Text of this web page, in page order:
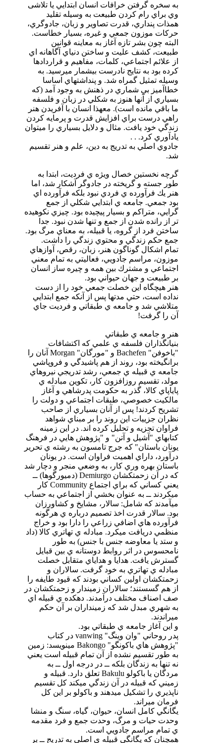
به سخره گرفتن خرافات انسان ابتدايي يا تلاشی
وي براي رام كردن طبيعت به وسيله تقليد
همذات پنداري، قدرت تصاوير و زبان، جادوگري،
حركات موزون جمعي و غيره، بسيار خطاست.
البته چون بشر تازه آغاز به معاينه قوانين
طبيعت، كشف عليت و ساختن دنياي آگاهانه اي
از علائم اجتماعي، كلمات، مفاهيم و قراردادها
كرده بود به نتايج نادرست بيشمار ميرسيد. به
وسيله تمثيل گمراه شد. و پنداشتهاي اساسا
خطاآميز بي شماري در ذهنش به وجود آمد (كه
بسياري از آنها هنوز به شكلي در زبان و فلسفه
ما باقي مانده است). معهذا انسان با آفريدن هنر
راهي درست براي افزايش قدرت و پرمايه كردن
زندگي خود‌ يافت. مثال و دلايل بسياري را ميتوان
يادآوري كرد. . .
جادوي اصلي به تدريج به دين، علم و هنر تقسيم
شد.
گرچه نخستين خصال ويژه ي فرديت، ابتدا به
طور جسته و گريخته در جادوگر آشكار شد، اما
هنر يك فرآورده ي فردي نبود بلكه فرآورده اي
بود جمعي. جامعه ي ابتدايي شكلي از جمع
گرايي، متراكم و بسيار پيچيده بود. چيزي نكوهيده
تر از رانده شدن از جمع و تنها شدن نبود. جدا
ساختن فرد‌ از گروه، يا قبيله، به معناي مرگ بود.
جمع حكم زندگي و محتوي زندگي را داشت.
تمام اشكال گوناگون هنر، زبان، رقص، آوازهاي
موزون، مراسم جادويي، فعاليتي به تمام معني
اجتماعي و مشترك بين همه و چيره ساز انسان
بر طبيعت و جهان حيواني بود.
هنر هيچگاه اين خصلت جمعي خود را از دست
نداده است، حتي مدتها پس از آنكه جمع ابتدايي
متلاشي شد و جامعه ي طبقاتي و فرديت جاي
آن را گرفت!
هنر و جامعه ي طبقاتي
بنيانگذاران فلسفه ي علمي كه اكتشافات
"باخوفن" Bachefen و "مورگان" Morgan آنان را
برانگيخته بود، روند از هم پاشيدگي و فروپاشي
جامعه ي قبيله ي جمعي، رشد تدريجي نيروهاي
مولد، تقسيم روزافزون كار، تكوين مبادله ي
پاياپاي كالا، گذر به حكومت پدرشاهي و آغاز
مالكيت خصوصي، طبقات اجتماعي و دولت را
تشريح كردند! پس از آنان بسياري از صاحب
نظران جزييات اين روند را بر مبناي شواهد
فراوان تجزيه و تحليل كرده اند. در اين زمينه
كتابهاي‌ "آشيل و آتن" و "پژوهش هايي در فرهنگ
يونان باستان" كه جرج تامسون به رشته ي تحرير
درآورد، داراي اهميت فراوان است. در يونان
باستان بهره وري كار، به وضعي منجر و دچار شد
كه در آن زحمتكشان Demiurgo (دميورگوها) ــ
يعني كساني كه براي اجتماع Community كار
ميكردند ــ ‌به عنوان بخشي از اجتماعي به حساب
ميآمدند كه شامل: سالار، مشايخ و كشاورزان
بود. سالار قدرت اخذ تصميم درباره ي هرگونه
فرآورده هاي اضافي زراعي را دارا بود و خراج
منظمي دريافت ميكرد. مبادله ي تهاتري كالا (داد
و ستد يا معاوضه جنس با جنس) به طور
نامحسوس در اثر روابط دوستانه ي بين قبايل
گسترش يافت. هدايا و هداياي متقابل خصلت
مبادله ي تهاتري به خود گرفت. سالاران و
زحمتكشان اولين كساني بودند كه قيود طايفه را
از هم گسستند؛ سالاران زميندار و زحمتكشان در
صف اصناف مختلف درآمدند. دهكده ي قبيله اي
به شهري مبدل شد‌ كه زمينداران بر آن حكم
ميراندند.
و اين آغاز جامعه ي طبقاتي بود.
پدر روحاني "وان وينگ" vanwing در كتاب
"پژوهش هاي باكونگو" Bakongo مينويسد: زمين
به طور تقسيم نشده از آن تمام قبيله است يعني
نه تنها به زندگان بلكه ــ در درجه اول ــ به
مردگان يا باكولو Bakulu تعلق دارد. قبيله و
زميني كه قبيله در آن زندگي ميكند كل تقسيم
ناپذيري را تشكيل ميدهند و باكولو بر اين كل
فرمان ميراند.
يگانگي كامل انسان، حيوان، گياه، سنگ و منشا
وحدت حيات و مرگ، وحدت جمع و فرد مقدمه
ي تمام مراسم جادويي است.
همچنان كه يگانگي قبيله ي اصلي به تدريج‌ ــ بر